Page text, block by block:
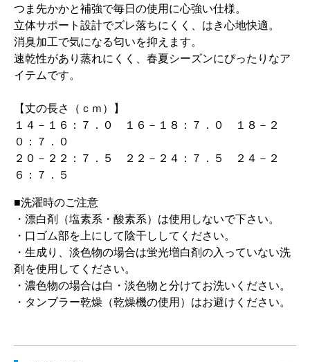
つま先かかと補強で毎日の使用に心強い仕様。
立体サポート設計でズレ落ちにくく、はき心地快適。
消臭加工で気になる匂いを抑えます。
速乾性があり蒸れにくく、春夏シーズンにぴったりなア
イテムです。
【丈の長さ（ｃｍ）】
１４－１６：７．０ １６－１８：７．０ １８－２
０：７．０
２０－２２：７．５ ２２－２４：７．５ ２４－２
６：７．５
■洗濯時のご注意
・漂白剤（塩素系・酸素系）は使用しないで下さい。
・口ゴム部を上にして陰干ししてください。
・生成り、淡色物の場合は蛍光増白剤の入っていない洗
剤を使用してください。
・濃色物の場合は白・淡色物と分けてお洗いください。
・タンブラー乾燥（乾燥機の使用）はお避けください。